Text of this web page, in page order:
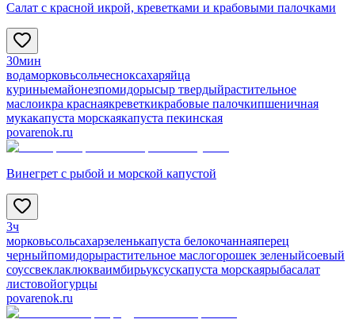
Салат с красной икрой, креветками и крабовыми палочками
30мин
водаморковьсольчесноксахаряйца
куриныемайонезпомидорысыр твердыйрастительное
маслоикра краснаякреветкикрабовые палочкипшеничная
мукакапуста морскаякапуста пекинская
povarenok.ru
Винегрет с рыбой и морской капустой
3ч
морковьсольсахарзеленькапуста белокочаннаяперец
черныйпомидорырастительное маслогорошек зеленыйсоевый
соуссвеклаклюкваимбирьуксускапуста морскаярыбасалат
листовойогурцы
povarenok.ru